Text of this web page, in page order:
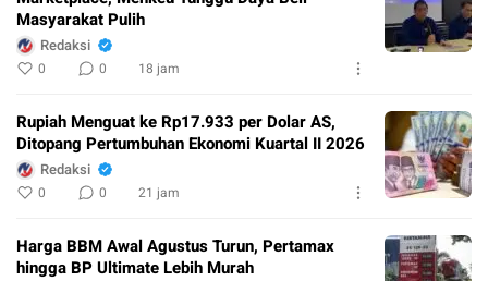
Masyarakat Pulih
Redaksi
0 0 18 jam
Rupiah Menguat ke Rp17.933 per Dolar AS,
Ditopang Pertumbuhan Ekonomi Kuartal II 2026
Redaksi
0 0 21 jam
Harga BBM Awal Agustus Turun, Pertamax
hingga BP Ultimate Lebih Murah